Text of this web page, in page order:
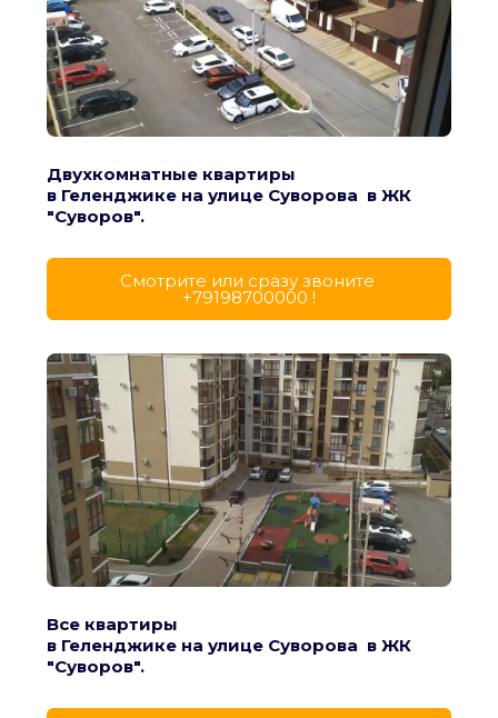
Двухкомнатные квартиры
в Геленджике на улице Суворова  в ЖК
"Суворов".
Cмотрите или сразу звоните
+79198700000 !
Все квартиры
в Геленджике на улице Суворова  в ЖК
"Суворов".